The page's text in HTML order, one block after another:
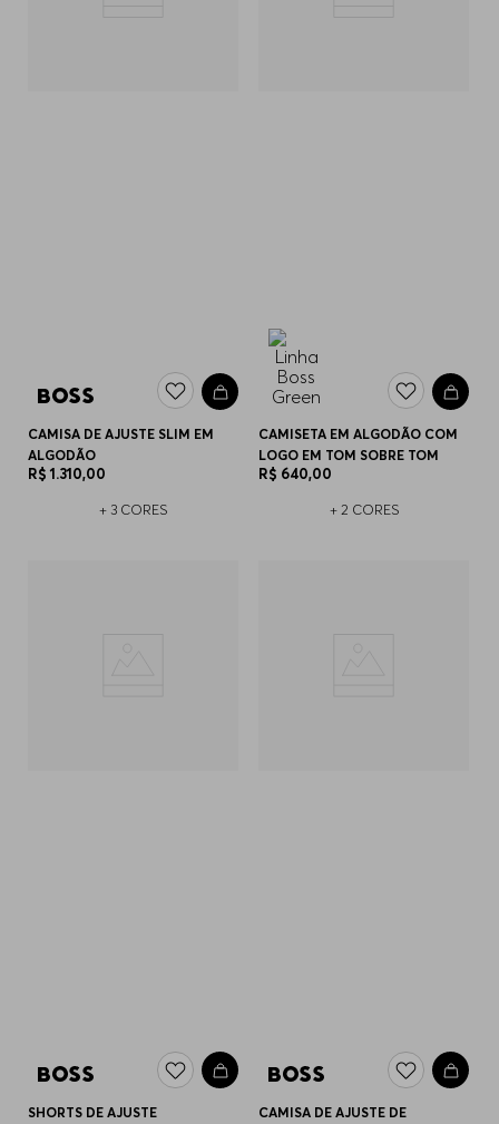
CAMISA DE AJUSTE SLIM EM
ALGODÃO
R$ 1.310,00
+ 3 CORES
CAMISETA EM ALGODÃO COM
LOGO EM TOM SOBRE TOM
R$ 640,00
+ 2 CORES
SHORTS DE AJUSTE
CAMISA DE AJUSTE DE